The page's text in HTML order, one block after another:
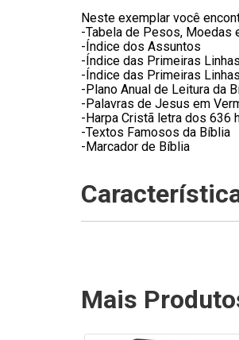
Neste exemplar você
-Tabela de Pesos, Moedas
-Índice dos Assuntos
-Índice das Primeiras
-Índice das Primeiras
-Plano Anual de Leitura da
-Palavras de Jesus em
-Harpa Cristã letra dos 636
-Textos Famosos da Bíblia
-Marcador de Bíblia
Mais